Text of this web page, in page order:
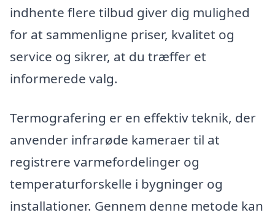
indhente flere tilbud giver dig mulighed
for at sammenligne priser, kvalitet og
service og sikrer, at du træffer et
informerede valg.
Termografering er en effektiv teknik, der
anvender infrarøde kameraer til at
registrere varmefordelinger og
temperaturforskelle i bygninger og
installationer. Gennem denne metode kan